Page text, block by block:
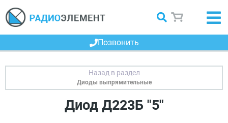
Позвонить
Диоды выпрямительные
Диод Д223Б "5"